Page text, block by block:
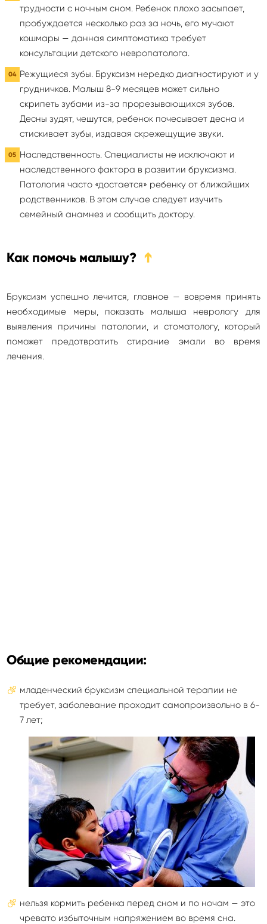
трудности с ночным сном. Ребенок плохо засыпает,
пробуждается несколько раз за ночь, его мучают
кошмары — данная симптоматика требует
консультации детского невропатолога.
Режущиеся зубы. Бруксизм нередко диагностируют и у
грудничков. Малыш 8-9 месяцев может сильно
скрипеть зубами из-за прорезывающихся зубов.
Десны зудят, чешутся, ребенок почесывает десна и
стискивает зубы, издавая скрежещущие звуки.
Наследственность. Специалисты не исключают и
наследственного фактора в развитии бруксизма.
Патология часто «достается» ребенку от ближайших
родственников. В этом случае следует изучить
семейный анамнез и сообщить доктору.
Как помочь малышу? ➔
Бруксизм успешно лечится, главное — вовремя принять
необходимые меры, показать малыша неврологу для
выявления причины патологии, и стоматологу, который
поможет предотвратить стирание эмали во время
лечения.
Общие рекомендации:
младенческий бруксизм специальной терапии не
требует, заболевание проходит самопроизвольно в 6-
7 лет;
нельзя кормить ребенка перед сном и по ночам — это
чревато избыточным напряжением во время сна.